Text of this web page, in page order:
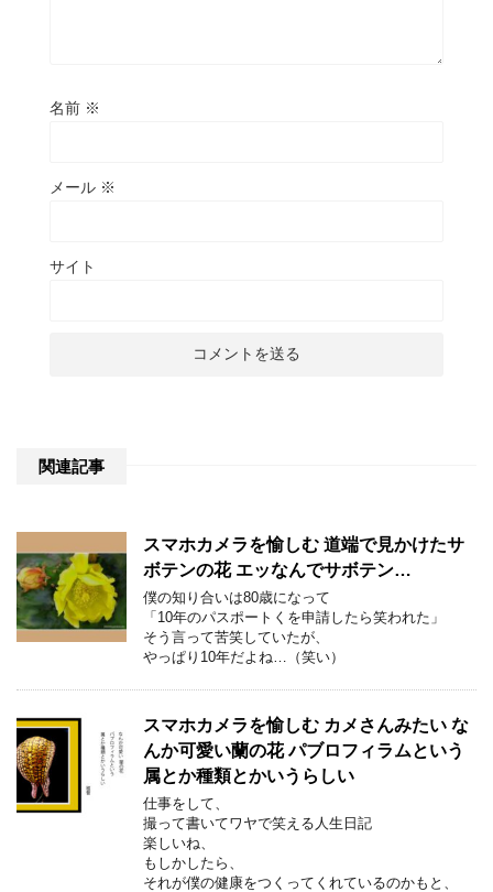
名前 ※
メール ※
サイト
関連記事
スマホカメラを愉しむ 道端で見かけたサ
ボテンの花 エッなんでサボテン…
僕の知り合いは80歳になって
「10年のパスポートくを申請したら笑われた」
そう言って苦笑していたが、
やっぱり10年だよね…（笑い）
スマホカメラを愉しむ カメさんみたい な
んか可愛い蘭の花 パブロフィラムという
属とか種類とかいうらしい
仕事をして、
撮って書いてワヤで笑える人生日記
楽しいね、
もしかしたら、
それが僕の健康をつくってくれているのかもと、